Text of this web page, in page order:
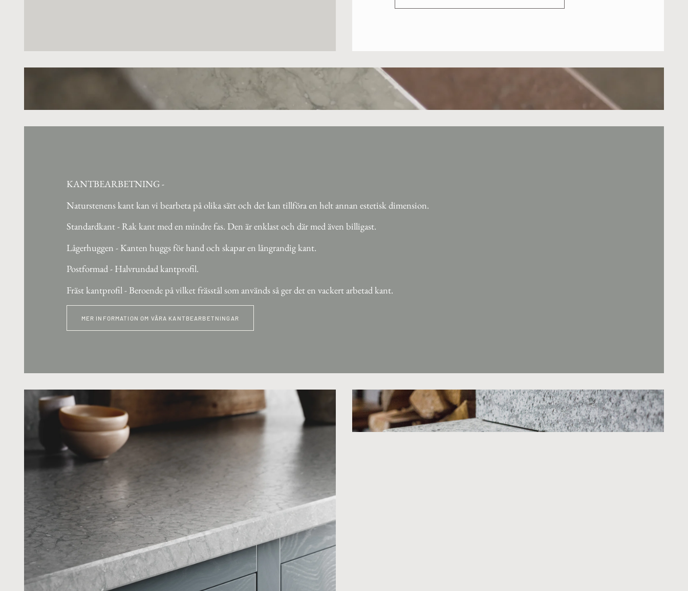
KANTBEARBETNING -
Naturstenens kant kan vi bearbeta på olika sätt och det kan tillföra en helt annan estetisk dimension.
Standardkant - Rak kant med en mindre fas. Den är enklast och där med även billigast.
Lågerhuggen - Kanten huggs för hand och skapar en långrandig kant.
Postformad - Halvrundad kantprofil.
Fräst kantprofil - Beroende på vilket frässtål som används så ger det en vackert arbetad kant.
MER INFORMATION OM VÅRA KANTBEARBETNINGAR